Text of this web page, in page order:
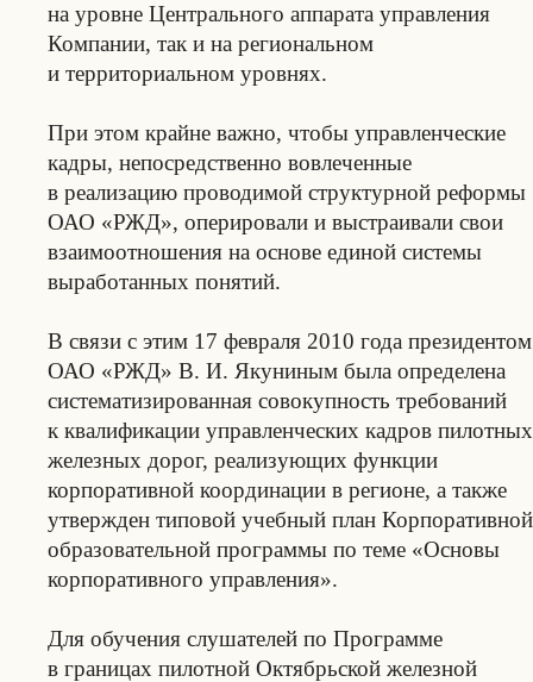
на уровне Центрального аппарата управления
Компании, так и на региональном
и территориальном уровнях.
При этом крайне важно, чтобы управленческие
кадры, непосредственно вовлеченные
в реализацию проводимой структурной реформы
ОАО «РЖД», оперировали и выстраивали свои
взаимоотношения на основе единой системы
выработанных понятий.
В связи с этим 17 февраля 2010 года президентом
ОАО «РЖД» В. И. Якуниным была определена
систематизированная совокупность требований
к квалификации управленческих кадров пилотных
железных дорог, реализующих функции
корпоративной координации в регионе, а также
утвержден типовой учебный план Корпоративной
образовательной программы по теме «Основы
корпоративного управления».
Для обучения слушателей по Программе
в границах пилотной Октябрьской железной